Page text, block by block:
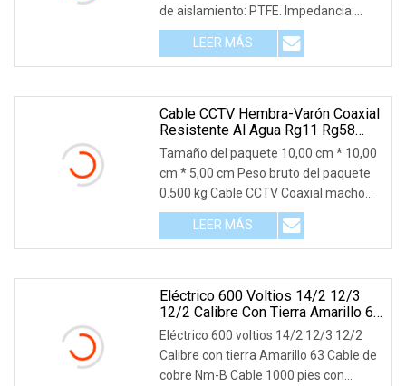
de aislamiento: PTFE. Impedancia:
50Ω±2 Chaqueta: FEP. Color: Marrón
claro El cable RG178 tiene una
clasificación de 200 °C Aplicación
LEER MÁS
Cable CCTV Hembra-Varón Coaxial
Resistente Al Agua Rg11 Rg58
RG6 RF Conector BNC Cable
Coaxial De Televisión
Tamaño del paquete 10,00 cm * 10,00
cm * 5,00 cm Peso bruto del paquete
0.500 kg Cable CCTV Coaxial macho
hembra impermeable RG11 RG58 RG6
RF BNC Cable de televisión Coaxial 1.
Descripción de producción:
LEER MÁS
Eléctrico 600 Voltios 14/2 12/3
12/2 Calibre Con Tierra Amarillo 63
Cable De Cobre Nm
Eléctrico 600 voltios 14/2 12/3 12/2
Calibre con tierra Amarillo 63 Cable de
cobre Nm-B Cable 1000 pies con